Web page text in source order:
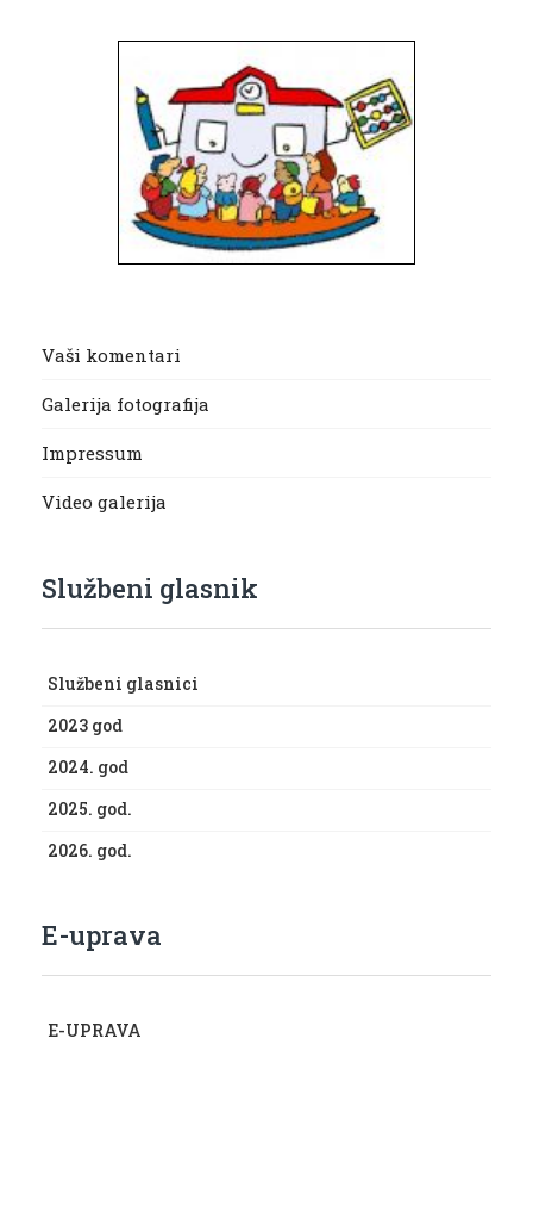
Vaši komentari
Galerija fotografija
Impressum
Video galerija
Službeni glasnik
Službeni glasnici
2023 god
2024. god
2025. god.
2026. god.
E-uprava
E-UPRAVA